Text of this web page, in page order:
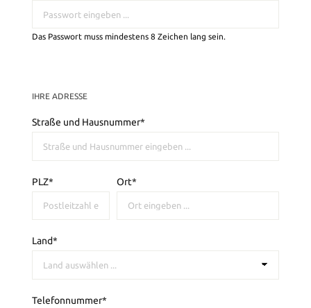
Das Passwort muss mindestens 8 Zeichen lang sein.
IHRE ADRESSE
Straße und Hausnummer*
PLZ* Ort*
Land*
Telefonnummer*